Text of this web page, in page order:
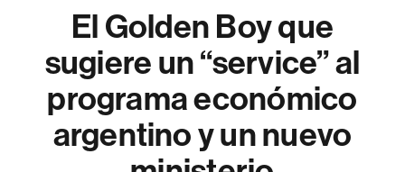
El Golden Boy que
sugiere un “service” al
programa económico
argentino y un nuevo